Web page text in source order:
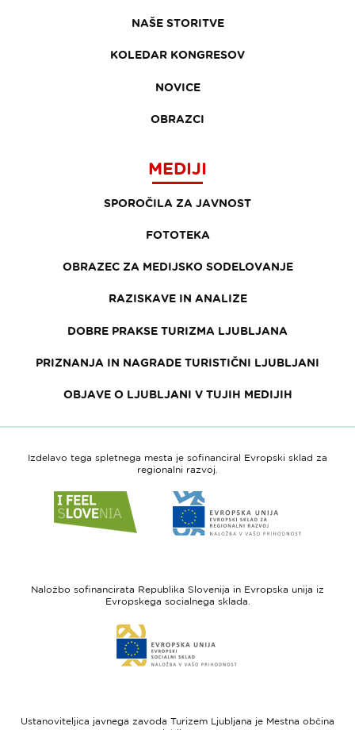
NAŠE STORITVE
KOLEDAR KONGRESOV
NOVICE
OBRAZCI
MEDIJI
SPOROČILA ZA JAVNOST
FOTOTEKA
OBRAZEC ZA MEDIJSKO SODELOVANJE
RAZISKAVE IN ANALIZE
DOBRE PRAKSE TURIZMA LJUBLJANA
PRIZNANJA IN NAGRADE TURISTIČNI LJUBLJANI
OBJAVE O LJUBLJANI V TUJIH MEDIJIH
Izdelavo tega spletnega mesta je sofinanciral Evropski sklad za
regionalni razvoj.
do
spletne
Slovenia
do
spletne
-
regionalni
Naložbo sofinancirata Republika Slovenija in Evropska unija iz
Evropskega socialnega sklada.
do
spletne
Ustanoviteljica javnega zavoda Turizem Ljubljana je Mestna občina